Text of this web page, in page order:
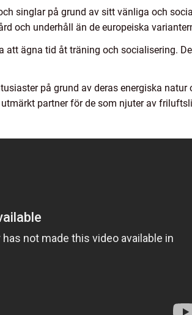
singlar på grund av sitt vänliga och
och underhåll än de europeiska
ägna tid åt träning och socialisering.
på grund av deras energiska
partner för de som njuter av